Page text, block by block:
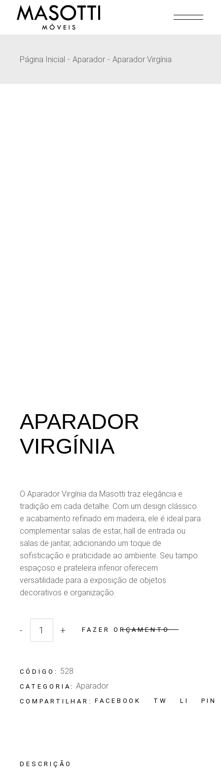
Página Inicial Aparador Aparador Virgínia
APARADOR
VIRGÍNIA
O Aparador Virgínia da Masotti traz elegância e
tradição em cada detalhe. Com um design clássico
e acabamento refinado em madeira, ele é ideal para
complementar salas de estar, hall de entrada ou
salas de jantar, adicionando um toque de
sofisticação e praticidade ao ambiente. Seu tampo
espaçoso e prateleira inferior oferecem
versatilidade para a exposição de objetos
decorativos e organização.
Quantidade Aparador Virgínia
- + FAZER ORÇAMENTO
CÓDIGO: 528
CATEGORIA: Aparador
COMPARTILHAR: FACEBOOK TW LI PIN
DESCRIÇÃO